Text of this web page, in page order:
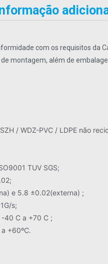
com os requisitos da
montagem, além de
/ WDZ-PVC / LDPE não
TUV SGS;
e 5.8 ±0.02(externa) ;
s;
40 C a +70 C ;
+60ºC.